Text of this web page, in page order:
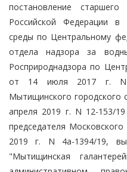
постановление старшего
Российской Федерации
среды по Центральному
отдела надзора за
Росприроднадзора по
от 14 июля 2017 г. N
Мытищинского городского
апреля 2019 г. N 12-153/
председателя
2019 г. N 4а-1394/19,
"Мытищинская